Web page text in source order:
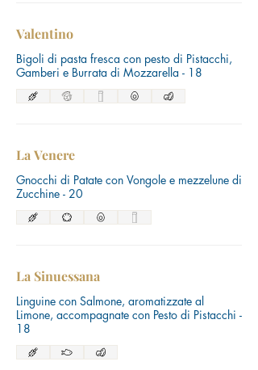
Valentino
Bigoli di pasta fresca con pesto di Pistacchi,
Gamberi e Burrata di Mozzarella - 18
La Venere
Gnocchi di Patate con Vongole e mezzelune di
Zucchine - 20
La Sinuessana
Linguine con Salmone, aromatizzate al
Limone, accompagnate con Pesto di Pistacchi -
18